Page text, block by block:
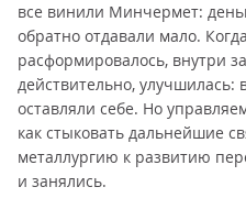
все винили Минчермет:
обратно отдавали мало.
расформировалось, внутри
действительно, улучшилась:
оставляли себе. Но
как стыковать дальнейшие
металлургию к развитию
и занялись.